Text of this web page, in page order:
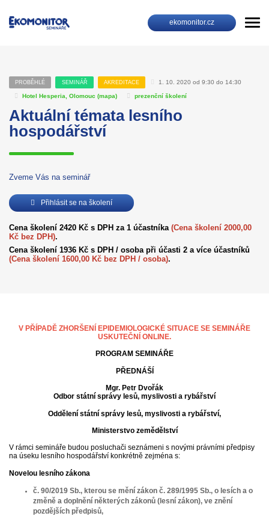
ekomonitor.cz
PROBĚHLÉ SEMINÁŘ AKREDITACE 1. 10. 2020 od 9:30 do 14:30
Hotel Hesperia, Olomouc (mapa) prezenční školení
Aktuální témata lesního
hospodářství
Zveme Vás na seminář
Přihlásit se na školení
Cena školení 2420 Kč s DPH za 1 účastníka (Cena školení 2000,00
Kč bez DPH).
Cena školení 1936 Kč s DPH / osoba při účasti 2 a více účastníků
(Cena školení 1600,00 Kč bez DPH / osoba).
V PŘÍPADĚ ZHORŠENÍ EPIDEMIOLOGICKÉ SITUACE SE SEMINÁŘE
USKUTEČNÍ ONLINE.
PROGRAM SEMINÁŘE
PŘEDNÁŠÍ
Mgr. Petr Dvořák
Odbor státní správy lesů, myslivosti a rybářství
Oddělení státní správy lesů, myslivosti a rybářství,
Ministerstvo zemědělství
V rámci semináře budou posluchači seznámeni s novými právními předpisy
na úseku lesního hospodářství konkrétně zejména s:
Novelou lesního zákona
č. 90/2019 Sb., kterou se mění zákon č. 289/1995 Sb., o lesích a o
změně a doplnění některých zákonů (lesní zákon), ve znění
pozdějších předpisů,